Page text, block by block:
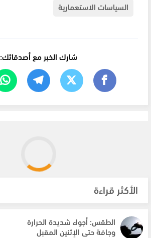
السياسات الاستعمارية
شارك الخبر مع أصدقائك:
الأكثر قراءة
الطقس: أجواء شديدة الحرارة
وجافة حتى الإثنين المقبل